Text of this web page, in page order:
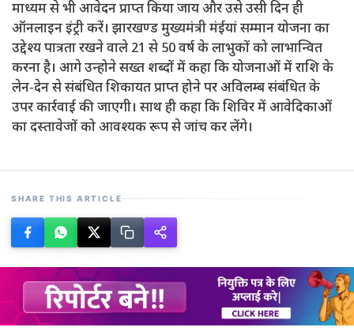
माध्यम से भी आवेदन प्राप्त किया जाय और उसे उसी दिन ही
ऑनलाइन इंट्री करें। झारखण्ड मुख्यमंत्री मंईयां सम्मान योजना का
उद्देश्य पात्रता रखने वाले 21 से 50 वर्ष के लाभुकों को लाभान्वित
करना है। आगे उन्होने सख्त शब्दों में कहा कि योजनाओं में राशि के
लेन-देन से संबंधित शिकायत प्राप्त होने पर अविलम्ब संबंधित के
उपर कार्रवाई की जाएगी। साथ ही कहा कि शिविर में आवेदिकाओं
का दस्तावेजों को आवश्यक रूप से जांच कर लेंगे।
SHARE THIS ARTICLE